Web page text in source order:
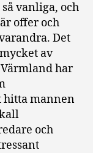
vanliga, och
offer och
Det
av
har
hitta mannen
och